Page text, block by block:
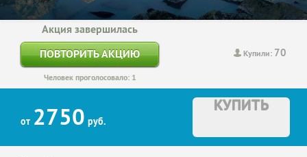
Купили: 70
Акция завершилась
ПОВТОРИТЬ АКЦИЮ
Человек проголосовало: 1
от 2750 руб.
КУПИТЬ